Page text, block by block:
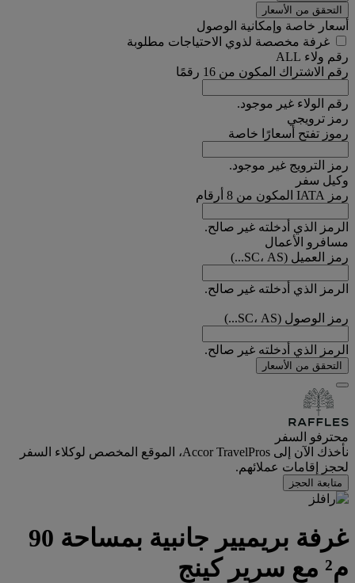
التحقق من الأسعار
أسعار خاصة وإمكانية الوصول
غرفة مخصصة لذوي الاحتياجات مطلوبة
رقم ولاء ALL
رقم الاشتراك المكون من 16 رقمًا
رقم الولاء غير موجود.
رمز ترويجي
رموز تفتح أسعارًا خاصة
رمز الترويج غير موجود.
وكيل سفر
رمز IATA المكون من 8 أرقام
الرمز الذي أدخلته غير صالح.
مسافرو الأعمال
رمز العميل (SC، AS...)
الرمز الذي أدخلته غير صالح.
رمز الوصول (SC، AS...)
الرمز الذي أدخلته غير صالح.
التحقق من الأسعار
محترفو السفر
نأخذك الآن إلى Accor TravelPros، الموقع المخصص لوكلاء السفر
لحجز إقامات عملائهم.
متابعة الحجز
غرفة بريميير جانبية بمساحة 90
م²‬ مع سرير كينج